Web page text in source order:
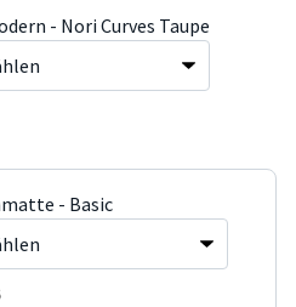
- Nori Curves Taupe
- Basic